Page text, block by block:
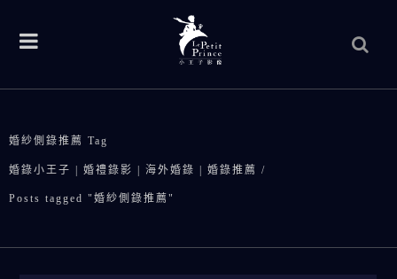
婚紗側錄推薦 Tag
婚錄小王子 | 婚禮錄影 | 海外婚錄 | 婚錄推薦 /
Posts tagged "婚紗側錄推薦"